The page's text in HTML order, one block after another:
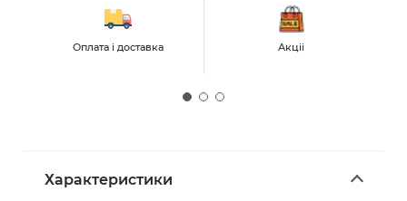
Оплата і доставка Акціі
Характеристики